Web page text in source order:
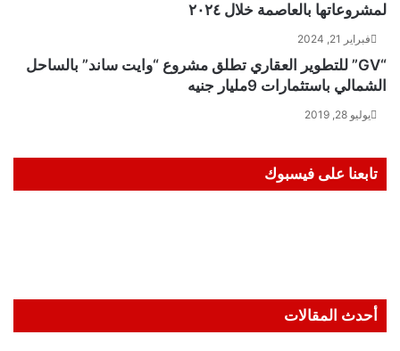
لمشروعاتها بالعاصمة خلال ٢٠٢٤
فبراير 21, 2024
“GV” للتطوير العقاري تطلق مشروع “وايت ساند” بالساحل
الشمالي باستثمارات 9مليار جنيه
يوليو 28, 2019
تابعنا على فيسبوك
أحدث المقالات